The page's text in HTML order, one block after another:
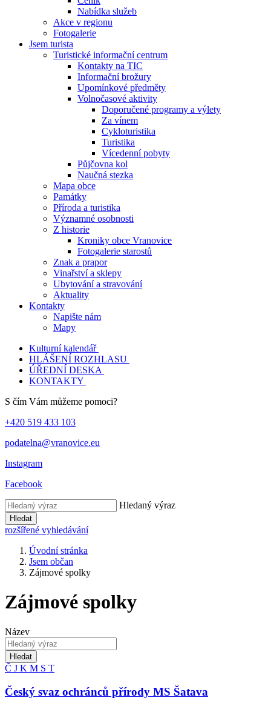
Nabídka služeb
Akce v regionu
Fotogalerie
Jsem turista
Turistické informační centrum
Kontakty na TIC
Informační brožury
Upomínkové předměty
Volnočasové aktivity
Doporučené programy a výlety
Za vínem
Cykloturistika
Turistika
Vícedenní pobyty
Půjčovna kol
Naučná stezka
Mapa obce
Památky
Příroda a turistika
Významné osobnosti
Z historie
Kroniky obce Vranovice
Fotogalerie starostů
Znak a prapor
Vinařství a sklepy
Ubytování a stravování
Aktuality
Kontakty
Napište nám
Mapy
Kulturní kalendář
HLÁŠENÍ ROZHLASU
ÚŘEDNÍ DESKA
KONTAKTY
S čím Vám můžeme pomoci?
+420 519 433 103
podatelna@vranovice.eu
Instagram
Facebook
Hledaný výraz
Hledat
rozšířené vyhledávání
Úvodní stránka
Jsem občan
Zájmové spolky
Zájmové spolky
Název
Hledat
Č J K M S T
Český svaz ochránců přírody MS Šatava